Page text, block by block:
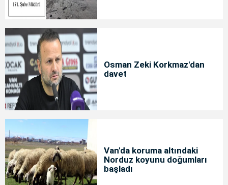
Osman Zeki Korkmaz'dan
davet
Van'da koruma altındaki
Norduz koyunu doğumları
başladı